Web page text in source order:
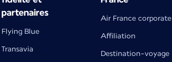
partenaires
Flying Blue
Transavia
Air France corporate
Affiliation
Destination-voyage